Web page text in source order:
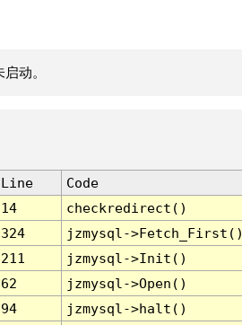
动。
Line
Code
14
checkredirect()
324
jzmysql-
211
jzmysql->Init()
62
jzmysql->Open()
94
jzmysql->halt()